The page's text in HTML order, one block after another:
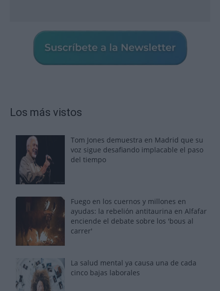
Los más vistos
Tom Jones demuestra en Madrid que su
voz sigue desafiando implacable el paso
del tiempo
Fuego en los cuernos y millones en
ayudas: la rebelión antitaurina en Alfafar
enciende el debate sobre los 'bous al
carrer'
La salud mental ya causa una de cada
cinco bajas laborales